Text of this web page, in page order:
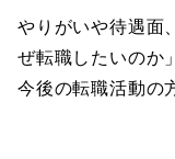
やりがいや待遇面
ぜ転職したいのか
今後の転職活動の